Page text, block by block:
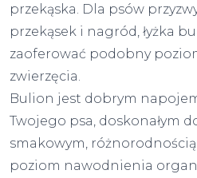
przekąska. Dla psów
przekąsek i nagród, łyżka
zaoferować podobny
zwierzęcia.
Bulion jest dobrym
Twojego psa, doskonałym
smakowym,
poziom nawodnienia